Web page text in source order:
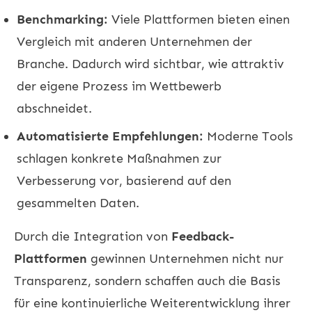
Benchmarking: Viele Plattformen bieten einen
Vergleich mit anderen Unternehmen der
Branche. Dadurch wird sichtbar, wie attraktiv
der eigene Prozess im Wettbewerb
abschneidet.
Automatisierte Empfehlungen: Moderne Tools
schlagen konkrete Maßnahmen zur
Verbesserung vor, basierend auf den
gesammelten Daten.
Durch die Integration von Feedback-
Plattformen gewinnen Unternehmen nicht nur
Transparenz, sondern schaffen auch die Basis
für eine kontinuierliche Weiterentwicklung ihrer